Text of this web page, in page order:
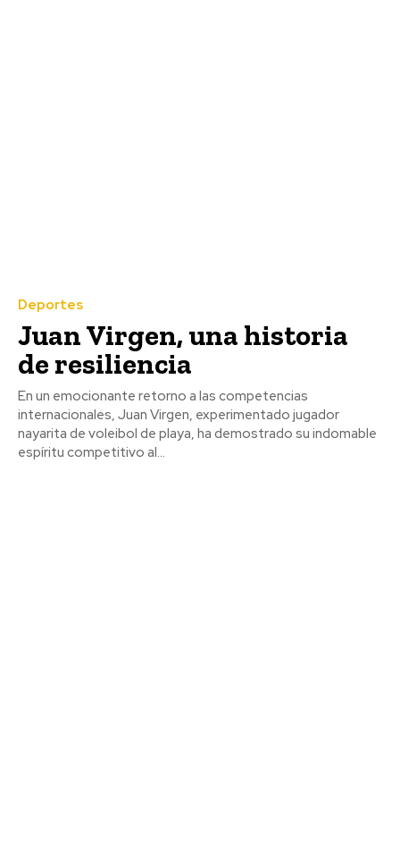
Deportes
Juan Virgen, una historia
de resiliencia
En un emocionante retorno a las competencias
internacionales, Juan Virgen, experimentado jugador
nayarita de voleibol de playa, ha demostrado su indomable
espíritu competitivo al...